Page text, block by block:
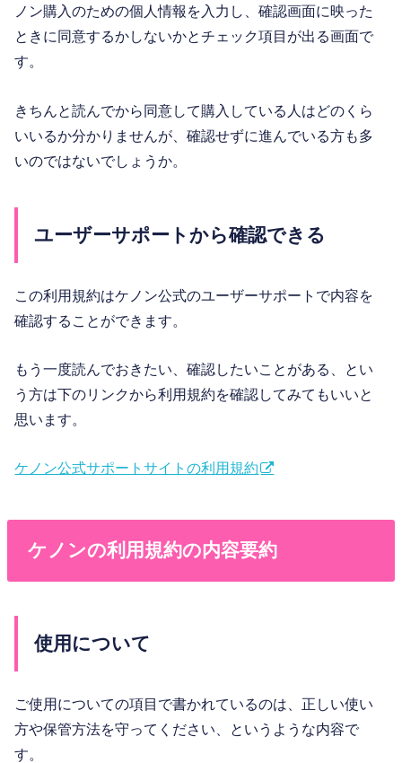
ノン購入のための個人情報を入力し、確認画面に映った
ときに同意するかしないかとチェック項目が出る画面で
す。
きちんと読んでから同意して購入している人はどのくら
いいるか分かりませんが、確認せずに進んでいる方も多
いのではないでしょうか。
ユーザーサポートから確認できる
この利用規約はケノン公式のユーザーサポートで内容を
確認することができます。
もう一度読んでおきたい、確認したいことがある、とい
う方は下のリンクから利用規約を確認してみてもいいと
思います。
ケノン公式サポートサイトの利用規約
ケノンの利用規約の内容要約
使用について
ご使用についての項目で書かれているのは、正しい使い
方や保管方法を守ってください、というような内容で
す。